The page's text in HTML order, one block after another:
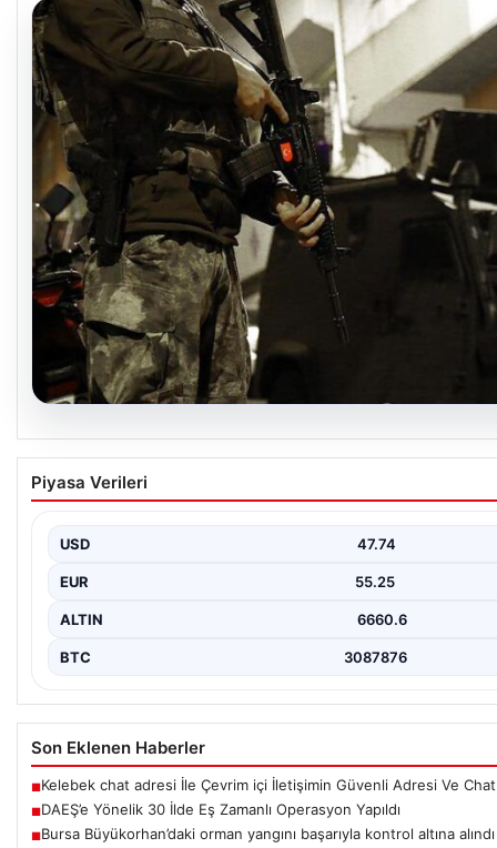
07.08.2026
DAEŞ’e Yönelik 30 İlde Eş Zamanlı Operasyon
Türkiye genelinde terör örgütü DAEŞ’e karşı geniş çaplı bir
Piyasa Verileri
USD 47.74
EUR 55.25
ALTIN 6660.6
BTC 3087876
Son Eklenen Haberler
■Kelebek chat adresi İle Çevrim içi İletişimin Güvenli Adresi Ve
■DAEŞ’e Yönelik 30 İlde Eş Zamanlı Operasyon Yapıldı
■Bursa Büyükorhan’daki orman yangını başarıyla kontrol altına alındı